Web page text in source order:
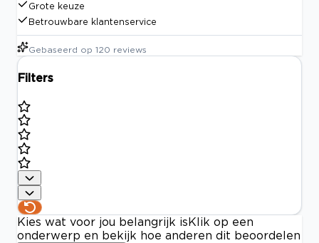
Grote keuze
Betrouwbare klantenservice
Gebaseerd op 120 reviews
Filters
Kies wat voor jou belangrijk is Klik op een
onderwerp en bekijk hoe anderen dit beoordelen